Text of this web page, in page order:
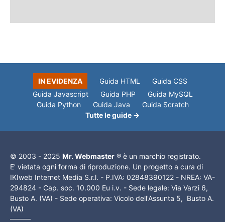
IN EVIDENZA Guida HTML
Guida CSS
Guida Javascript
Guida PHP
Guida MySQL
Guida Python
Guida Java
Guida Scratch
Tutte le guide →
© 2003 - 2025 Mr. Webmaster ® è un marchio registrato.
E' vietata ogni forma di riproduzione. Un progetto a cura di
IKIweb Internet Media S.r.l. - P.IVA: 02848390122 - NREA: VA-
294824 - Cap. soc. 10.000 Eu i.v. - Sede legale: Via Varzi 6,
Busto A. (VA) - Sede operativa: Vicolo dell'Assunta 5, Busto A.
(VA)